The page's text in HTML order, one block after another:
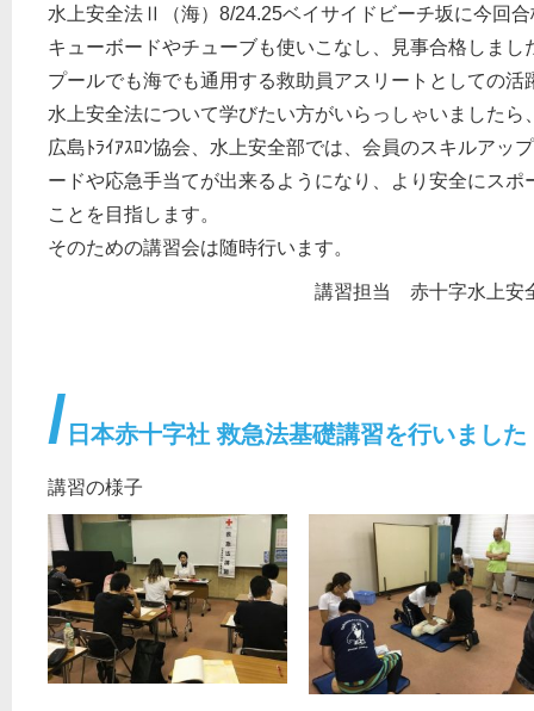
水上安全法Ⅱ（海）8/24.25ベイサイドビーチ坂に今回
キューボードやチューブも使いこなし、見事合格しまし
プールでも海でも通用する救助員アスリートとしての活
水上安全法について学びたい方がいらっしゃいましたら
広島ﾄﾗｲｱｽﾛﾝ協会、水上安全部では、会員のスキルアッ
ードや応急手当てが出来るようになり、より安全にス
ことを目指します。
そのための講習会は随時行います。
講習担当 赤十字水上安
日本赤十字社 救急法基礎講習を行いまし
講習の様子